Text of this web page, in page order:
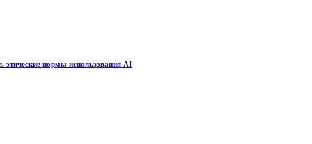
этические нормы использования AI